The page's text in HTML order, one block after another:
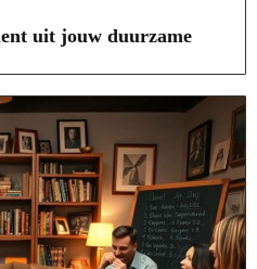
uit jouw duurzame